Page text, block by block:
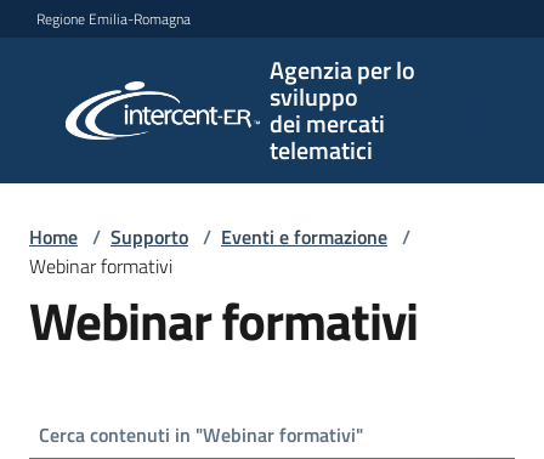
Vai al contenuto
Vai alla navigazione
Vai al footer
Regione Emilia-Romagna
Agenzia per lo
sviluppo
dei mercati
telematici
per lo
sviluppo
telematici
L'Agenzia
Bandi
Home / Supporto / Eventi e formazione /
Webinar formativi
Webinar formativi